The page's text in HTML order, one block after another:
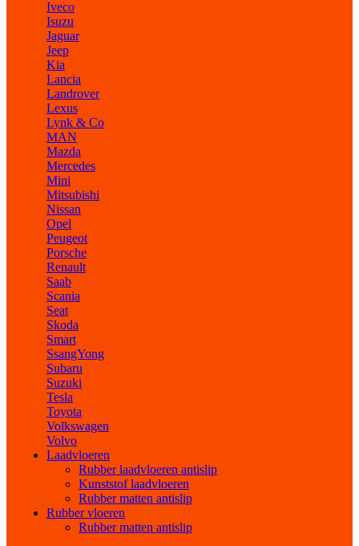
Iveco
Isuzu
Jaguar
Jeep
Kia
Lancia
Landrover
Lexus
Lynk & Co
MAN
Mazda
Mercedes
Mini
Mitsubishi
Nissan
Opel
Peugeot
Porsche
Renault
Saab
Scania
Seat
Skoda
Smart
SsangYong
Subaru
Suzuki
Tesla
Toyota
Volkswagen
Volvo
Laadvloeren
Rubber laadvloeren antislip
Kunststof laadvloeren
Rubber matten antislip
Rubber vloeren
Rubber matten antislip